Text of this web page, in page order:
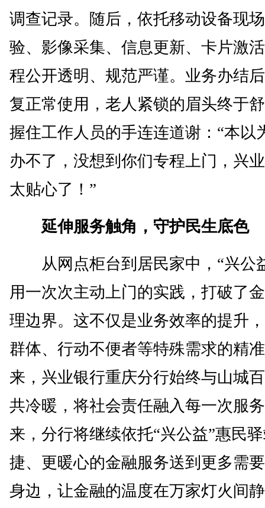
调查记录。随后，依托移动设备现
验、影像采集、信息更新、卡片激
程公开透明、规范严谨。业务办结
复正常使用，老人紧锁的眉头终于
握住工作人员的手连连道谢：“本以
办不了，没想到你们专程上门，兴
太贴心了！”
延伸服务触角，守护民生底色
从网点柜台到居民家中，“兴公
用一次次主动上门的实践，打破了
理边界。这不仅是业务效率的提升
群体、行动不便者等特殊需求的精
来，兴业银行重庆分行始终与山城
共冷暖，将社会责任融入每一次服
来，分行将继续依托“兴公益”惠民
捷、更暖心的金融服务送到更多需
身边，让金融的温度在万家灯火间